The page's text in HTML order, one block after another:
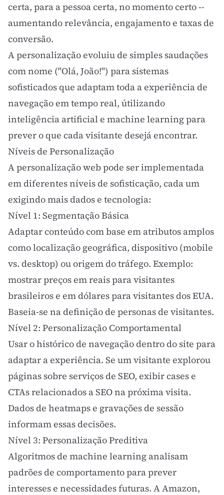
certa, para a pessoa certa, no momento certo --
aumentando relevância, engajamentoe taxas de
conversão.
A personalização evoluiu de simples saudações
com nome ("Olá, João!") para sistemas
sofisticados que adaptam toda a experiência de
navegação em tempo real, útilizando
inteligência artificial e machine learning para
prever o que cada visitante desejá encontrar.
Níveis de Personalização
A personalização web pode ser implementada
em diferentes níveis de sofisticação, cada um
exigindo mais dados e tecnologia:
Nível 1: Segmentação Básica
Adaptar conteúdo com base em atributos amplos
como localização geográfica, dispositivo (mobile
vs. desktop) ou origem do tráfego. Exemplo:
mostrar preços em reais para visitantes
brasileiros e em dólares para visitantes dos EUA.
Baseia-se na definição de personasde visitantes.
Nível 2: Personalização Comportamental
Usar o histórico de navegação dentro do site para
adaptar a experiência. Se um visitante explorou
páginas sobre serviços de SEO, exibir cases e
CTAs relacionados a SEO na próxima visita.
Dados de heatmapse gravações de sessão
informam essas decisões.
Nível 3: Personalização Preditiva
Algoritmos de machine learning analisam
padrões de comportamento para prever
interesses e necessidades futuras. A Amazon,